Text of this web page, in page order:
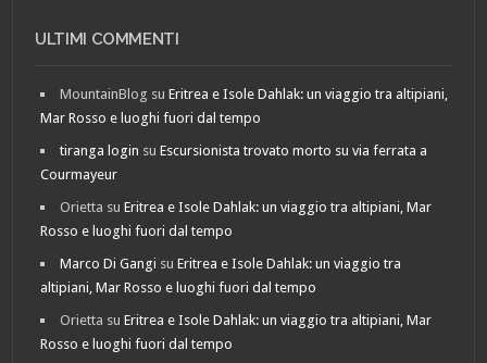
ULTIMI COMMENTI
MountainBlog suEritrea e Isole Dahlak: un viaggio tra altipiani,
Mar Rosso e luoghi fuori dal tempo
tiranga login suEscursionista trovato morto su via ferrata a
Courmayeur
Orietta suEritrea e Isole Dahlak: un viaggio tra altipiani, Mar
Rosso e luoghi fuori dal tempo
Marco Di Gangi suEritrea e Isole Dahlak: un viaggio tra
altipiani, Mar Rosso e luoghi fuori dal tempo
Orietta suEritrea e Isole Dahlak: un viaggio tra altipiani, Mar
Rosso e luoghi fuori dal tempo